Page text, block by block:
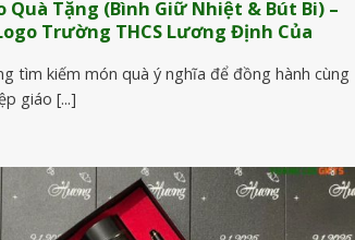
Quà Tặng (Bình Giữ Nhiệt & Bút Bi) –
Trường THCS Lương Định Của
tìm kiếm món quà ý nghĩa để đồng hành cùng
giáo [...]